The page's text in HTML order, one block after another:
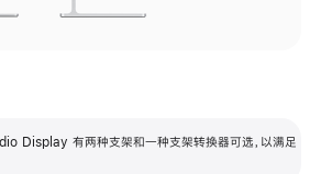
Display 有两种支架和一种支架转换器可选，以满足